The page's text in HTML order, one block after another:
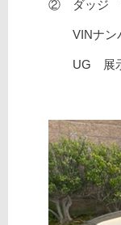
② ダッジ
VINナン
UG 展